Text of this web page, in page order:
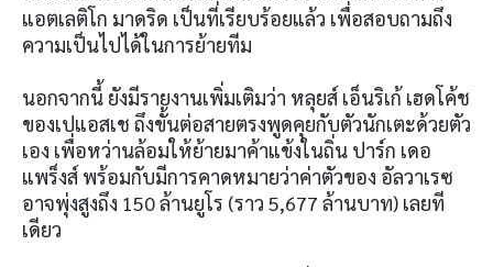
แอตเลติโก มาดริด เป็นที่เรียบร้อยแล้ว เพื่อสอบถามถึง
ความเป็นไปได้ในการย้ายทีม
นอกจากนี้ ยังมีรายงานเพิ่มเติมว่า หลุยส์ เอ็นริเก้ เฮดโค้ช
ของเปแอสเช ถึงขั้นต่อสายตรงพูดคุยกับตัวนักเตะด้วยตัว
เอง เพื่อหว่านล้อมให้ย้ายมาค้าแข้งในถิ่น ปาร์ก เดอ
แพร็งส์ พร้อมกับมีการคาดหมายว่าค่าตัวของ อัลวาเรซ
อาจพุ่งสูงถึง 150 ล้านยูโร (ราว 5,677 ล้านบาท) เลยที
เดียว